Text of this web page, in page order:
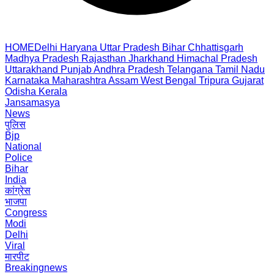
HOMEDelhi Haryana Uttar Pradesh Bihar Chhattisgarh
Madhya Pradesh Rajasthan Jharkhand Himachal Pradesh
Uttarakhand PunjabAndhra Pradesh Telangana Tamil Nadu
Karnataka Maharashtra Assam West Bengal Tripura Gujarat
Odisha Kerala
Jansamasya
News
पुलिस
Bjp
National
Police
Bihar
India
कांग्रेस
भाजपा
Congress
Modi
Delhi
Viral
मारपीट
Breakingnews